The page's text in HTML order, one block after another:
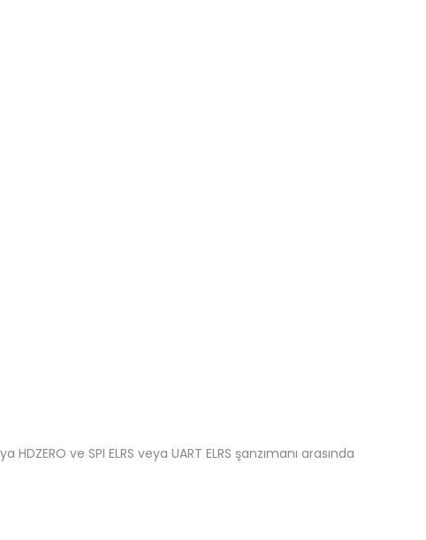
ve SPI ELRS veya UART ELRS şanzımanı arasında